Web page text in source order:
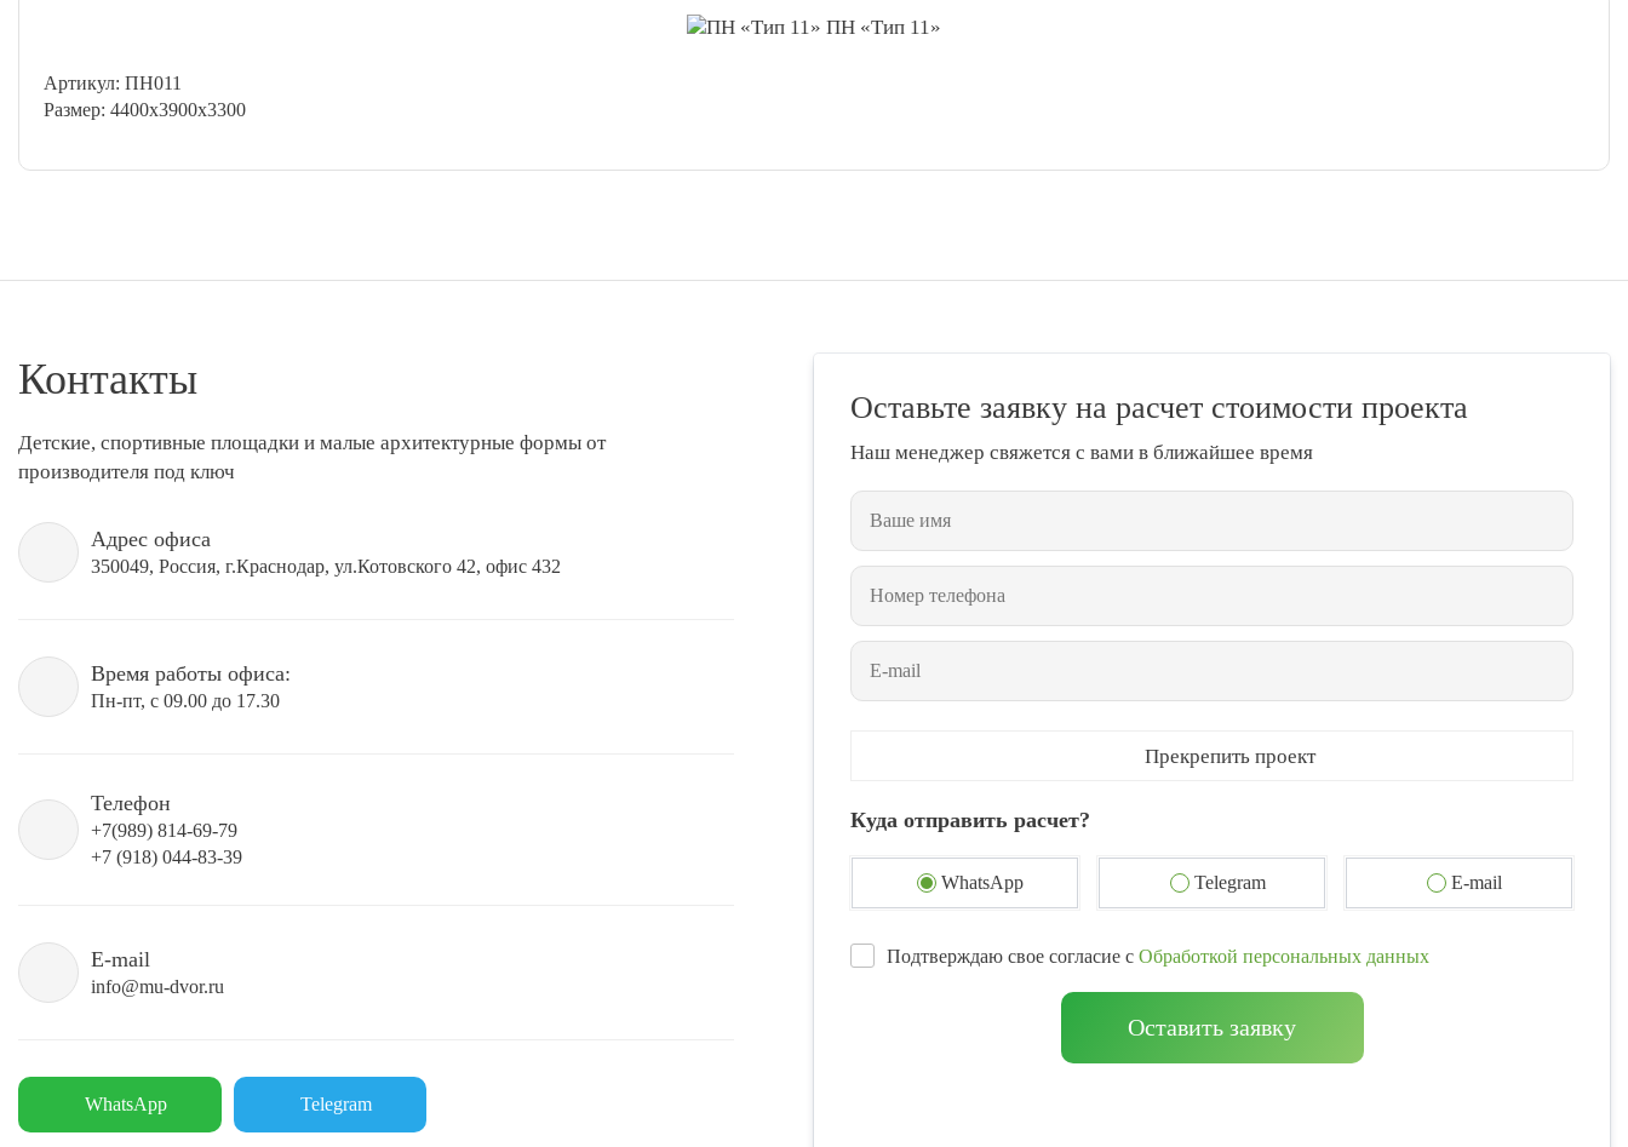
ПН «Тип 11»
Артикул: ПН011
Размер: 4400х3900х3300
Контакты
Детские, спортивные площадки и малые архитектурные формы от
производителя под ключ
Адрес офиса
350049, Россия, г.Краснодар, ул.Котовского 42, офис 432
Время работы офиса:
Пн-пт, с 09.00 до 17.30
Телефон
+7(989) 814-69-79
+7 (918) 044-83-39
E-mail
info@mu-dvor.ru
WhatsApp Telegram
Оставьте заявку на расчет стоимости проекта
Наш менеджер свяжется с вами в ближайшее время
Прекрепить проект
Куда отправить расчет?
WhatsApp Telegram E-mail
Подтверждаю свое согласие с Обработкой персональных данных
Оставить заявку